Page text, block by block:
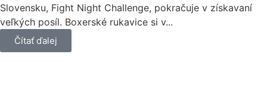
Slovensku, Fight Night Challenge, pokračuje v získavaní
veľkých posíl. Boxerské rukavice si v...
Čítať ďalej